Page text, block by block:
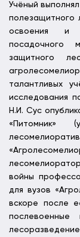
Учёный
полезащитного
освоения и
посадочного
защитного
талантливых
исследования
Н.И. Сус
«Питомник»
войны
для вузов
вскоре после